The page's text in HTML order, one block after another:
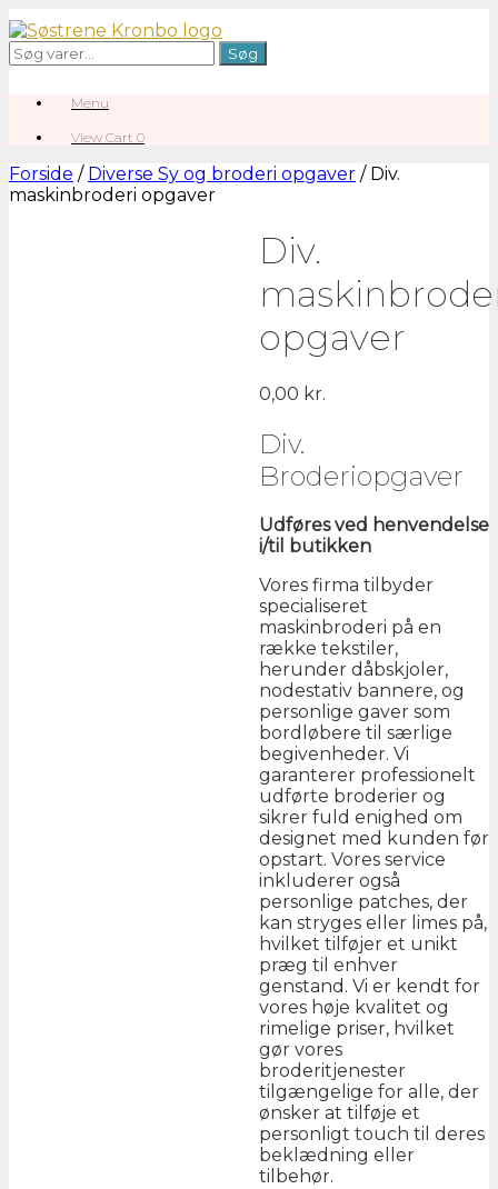
Gå
til
indhold
Søg
efter:
Søg
Menu
View
cart
View Cart 0
Forside / Diverse Sy og broderi opgaver / Div.
maskinbroderi opgaver
Div.
opgaver
0,00 kr.
Div.
Broderiopgaver
Udføres ved henvendelse
i/til butikken
Vores firma tilbyder
specialiseret
maskinbroderi på en
række tekstiler,
herunder dåbskjoler,
nodestativ bannere, og
personlige gaver som
bordløbere til særlige
begivenheder. Vi
garanterer professionelt
udførte broderier og
sikrer fuld enighed om
designet med kunden før
opstart. Vores service
inkluderer også
personlige patches, der
kan stryges eller limes på,
hvilket tilføjer et unikt
præg til enhver
genstand. Vi er kendt for
vores høje kvalitet og
rimelige priser, hvilket
gør vores
broderitjenester
tilgængelige for alle, der
ønsker at tilføje et
personligt touch til deres
beklædning eller
tilbehør.